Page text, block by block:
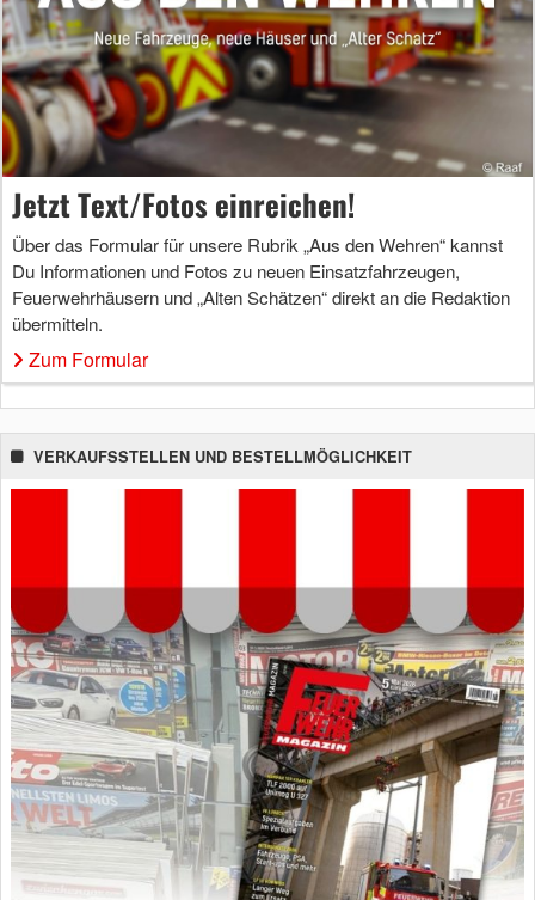
Jetzt Text/Fotos einreichen!
Über das Formular für unsere Rubrik „Aus den Wehren“ kannst
Du Informationen und Fotos zu neuen Einsatzfahrzeugen,
Feuerwehrhäusern und „Alten Schätzen“ direkt an die Redaktion
übermitteln.
Zum Formular
VERKAUFSSTELLEN UND BESTELLMÖGLICHKEIT